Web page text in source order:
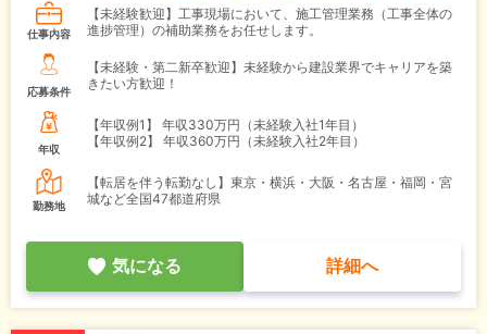
仕事内容
【未経験歓迎】工事現場において、施工管理業務（工事全体の
進捗管理）の補助業務をお任せします。
応募条件
【未経験・第二新卒歓迎】未経験から建設業界でキャリアを築
きたい方歓迎！
年収
【年収例1】
年収330万円（未経験入社1年目）
【年収例2】
年収360万円（未経験入社2年目）
勤務地
【転居を伴う転勤なし】東京・横浜・大阪・名古屋・福岡・宮
城など全国47都道府県
気になる 詳細へ